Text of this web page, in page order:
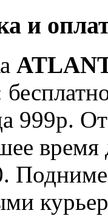
и
999р.
время